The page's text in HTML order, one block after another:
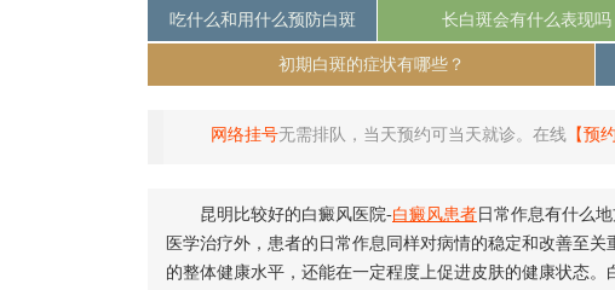
吃什么和用什么预防白斑 长白斑会有什么表现吗
初期白斑的症状有哪些？
网络挂号无需排队，当天预约可当天就诊。在线 【预
昆明比较好的白癜风医院-白癜风患者 日常作息有什么
医学治疗外，患者的日常作息同样对病情的稳定和改善至
的整体健康水平，还能在一定程度上促进皮肤的健康状态